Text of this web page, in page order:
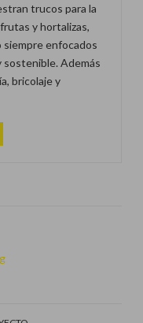
trucos para la
y hortalizas,
enfocados
Además
bricolaje y